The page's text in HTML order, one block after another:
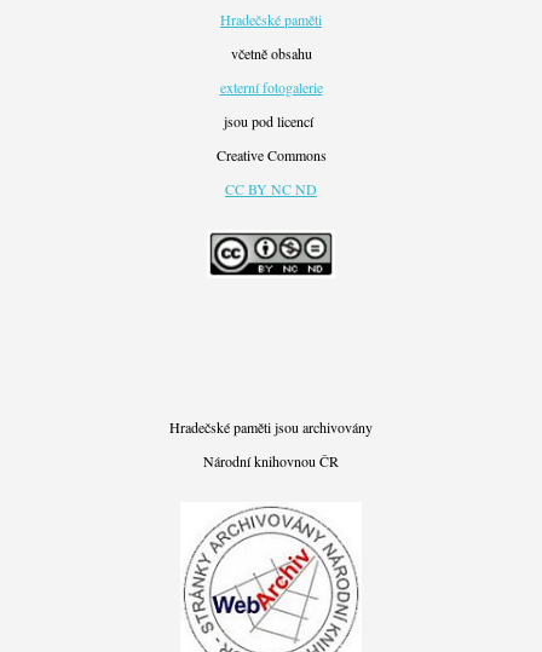
Hradečské paměti
včetně obsahu
externí fotogalerie
jsou pod licencí
Creative Commons
CC BY NC ND
Hradečské paměti jsou archivovány
Národní knihovnou ČR